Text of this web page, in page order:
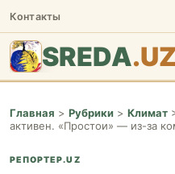
Контакты
SREDA.UZ
Главная > Рубрики > Климат
активен. «Простои» — из-за
РЕПОРТЕР.UZ